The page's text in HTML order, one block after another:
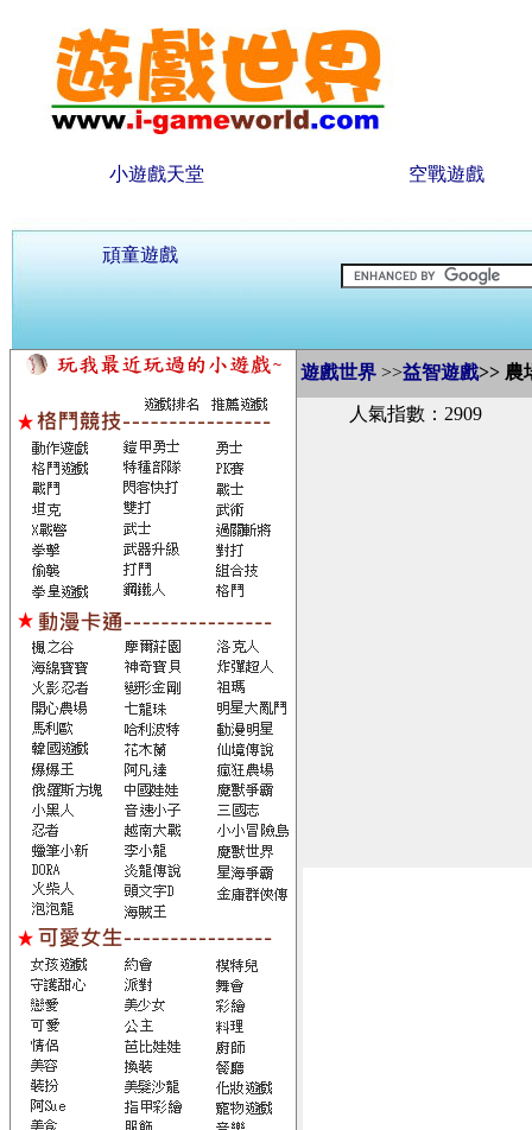
小遊戲天堂 空戰遊戲
頑童遊戲
遊戲世界 >>益智遊戲>> 農
人氣指數：2909